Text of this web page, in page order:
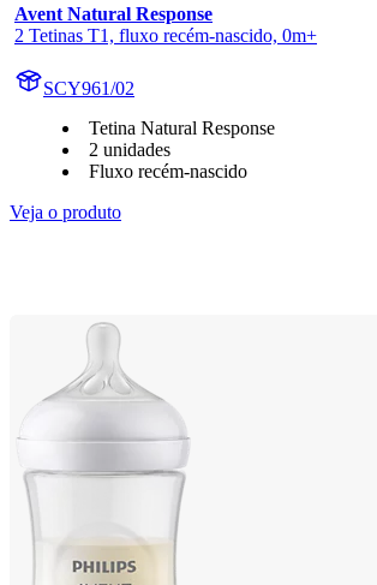
Avent Natural Response
2 Tetinas T1, fluxo recém-nascido, 0m+
SCY961/02
Tetina Natural Response
2 unidades
Fluxo recém-nascido
Veja o produto